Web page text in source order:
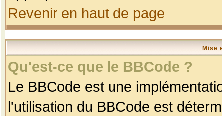
Revenir en haut de page
Mise
Qu'est-ce que le BBCode ?
Le BBCode est une
l'utilisation du BBCode est